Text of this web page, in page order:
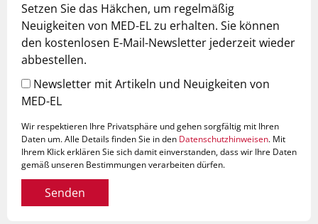
Setzen Sie das Häkchen, um regelmäßig
Neuigkeiten von MED-EL zu erhalten. Sie können
den kostenlosen E-Mail-Newsletter jederzeit wieder
abbestellen.
Newsletter mit Artikeln und Neuigkeiten von
MED-EL
Wir respektieren Ihre Privatsphäre und gehen sorgfältig mit Ihren
Daten um. Alle Details finden Sie in den Datenschutzhinweisen. Mit
Ihrem Klick erklären Sie sich damit einverstanden, dass wir Ihre Daten
gemäß unseren Bestimmungen verarbeiten dürfen.
Senden